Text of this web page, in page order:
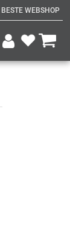
BESTE WEBSHOP